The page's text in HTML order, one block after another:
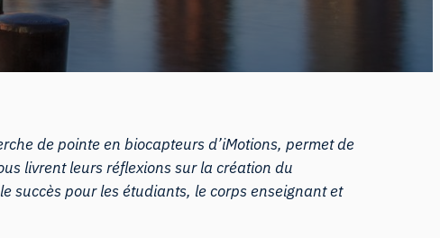
de pointe en biocapteurs d’iMotions, permet de
livrent leurs réflexions sur la création du
succès pour les étudiants, le corps enseignant et